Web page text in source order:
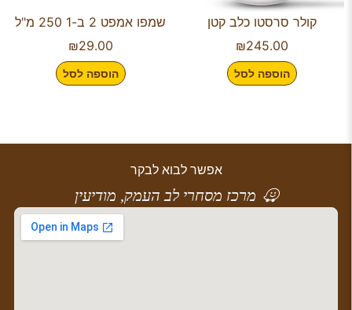
קולר סרסטו כלב קטן
₪245.00
הוספה לסל
שמפו אמפט 2 ב-1 250 מ"ל
₪29.00
הוספה לסל
אפשר לבוא לבקר
מרכז מסחרי לב העמק, מודיעין